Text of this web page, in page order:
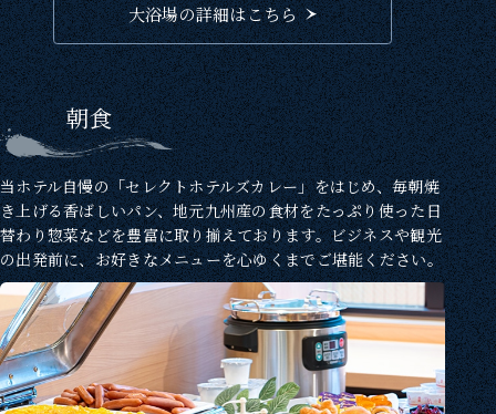
大浴場の詳細はこちら
朝食
当ホテル自慢の「セレクトホテルズカレー」をはじめ、毎朝焼
き上げる香ばしいパン、地元九州産の食材をたっぷり使った日
替わり惣菜などを豊富に取り揃えております。ビジネスや観光
の出発前に、お好きなメニューを心ゆくまでご堪能ください。